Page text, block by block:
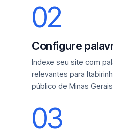
02
Configure
Indexe seu site com
relevantes para
público de Minas
03